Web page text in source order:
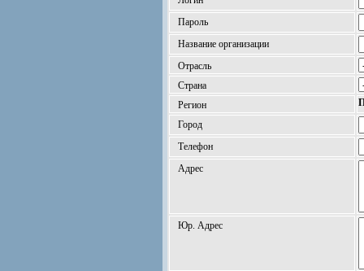
Пароль
Название организации
Отрасль
Страна
Регион
Город
Телефон
Адрес
Юр. Адрес